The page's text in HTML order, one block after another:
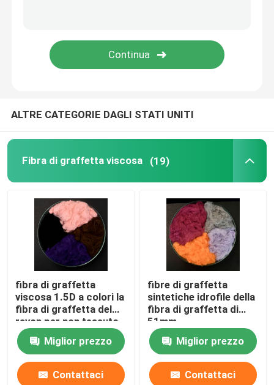
Fibra a basso punto di fusione
Panno per la pulizia in microfibra
Panno di pulizia non tessuto
Cuscino del polimero
ALTRE CATEGORIE DAGLI STATI UNITI
Fibra di graffetta viscosa (19)
fibra di graffetta
viscosa 1.5D a colori la
fibra di graffetta del
rayon per non tessuto
Miglior prezzo
Contattaci
fibre di graffetta
sintetiche idrofile della
fibra di graffetta di
51mm
Miglior prezzo
Contattaci